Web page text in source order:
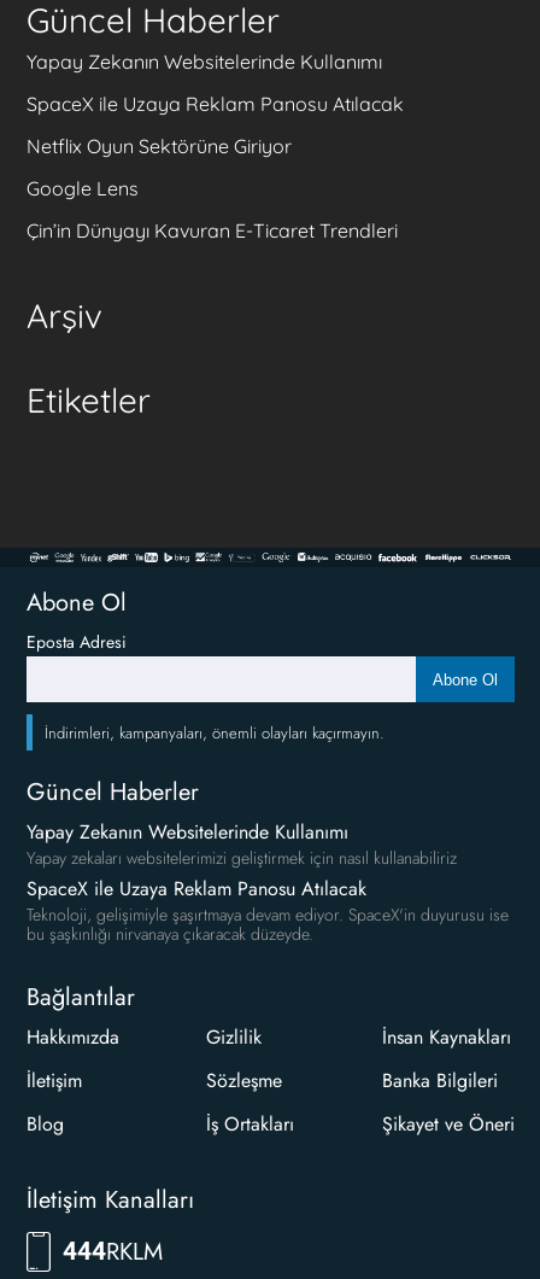
Güncel Haberler
Yapay Zekanın Websitelerinde Kullanımı
SpaceX ile Uzaya Reklam Panosu Atılacak
Netflix Oyun Sektörüne Giriyor
Google Lens
Çin’in Dünyayı Kavuran E-Ticaret Trendleri
Arşiv
Etiketler
Abone Ol
Eposta Adresi
Abone Ol
İndirimleri, kampanyaları, önemli olayları kaçırmayın.
Güncel Haberler
Yapay Zekanın Websitelerinde Kullanımı
Yapay zekaları websitelerimizi geliştirmek için nasıl kullanabiliriz
SpaceX ile Uzaya Reklam Panosu Atılacak
Teknoloji, gelişimiyle şaşırtmaya devam ediyor. SpaceX'in duyurusu ise
bu şaşkınlığı nirvanaya çıkaracak düzeyde.
Bağlantılar
Hakkımızda
İletişim
Blog
Gizlilik
Sözleşme
İş Ortakları
İnsan Kaynakları
Banka Bilgileri
Şikayet ve Öneri
İletişim Kanalları
444RKLM